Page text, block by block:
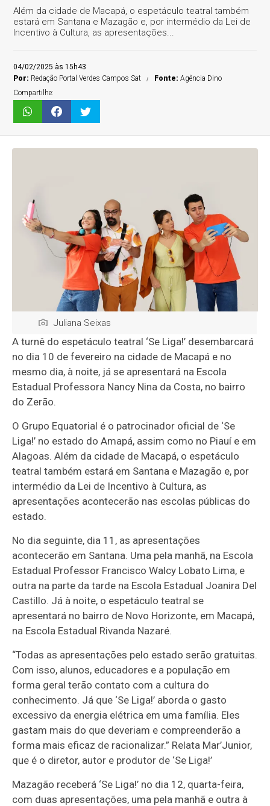
Além da cidade de Macapá, o espetáculo teatral também
estará em Santana e Mazagão e, por intermédio da Lei de
Incentivo à Cultura, as apresentações...
04/02/2025 às 15h43
Por: Redação Portal Verdes Campos Sat Fonte:Agência Dino
Compartilhe:
Juliana Seixas
A turnê do espetáculo teatral ‘Se Liga!’ desembarcará
no dia 10 de fevereiro na cidade de Macapá e no
mesmo dia, à noite, já se apresentará na Escola
Estadual Professora Nancy Nina da Costa, no bairro
do Zerão.
O Grupo Equatorial é o patrocinador oficial de ‘Se
Liga!’ no estado do Amapá, assim como no Piauí e em
Alagoas. Além da cidade de Macapá, o espetáculo
teatral também estará em Santana e Mazagão e, por
intermédio da Lei de Incentivo à Cultura, as
apresentações acontecerão nas escolas públicas do
estado.
No dia seguinte, dia 11, as apresentações
acontecerão em Santana. Uma pela manhã, na Escola
Estadual Professor Francisco Walcy Lobato Lima, e
outra na parte da tarde na Escola Estadual Joanira Del
Castillo. Já à noite, o espetáculo teatral se
apresentará no bairro de Novo Horizonte, em Macapá,
na Escola Estadual Rivanda Nazaré.
“Todas as apresentações pelo estado serão gratuitas.
Com isso, alunos, educadores e a população em
forma geral terão contato com a cultura do
conhecimento. Já que ‘Se Liga!’ aborda o gasto
excessivo da energia elétrica em uma família. Eles
gastam mais do que deveriam e compreenderão a
forma mais eficaz de racionalizar.” Relata Mar’Junior,
que é o diretor, autor e produtor de ‘Se Liga!’
Mazagão receberá ‘Se Liga!’ no dia 12, quarta-feira,
com duas apresentações, uma pela manhã e outra à